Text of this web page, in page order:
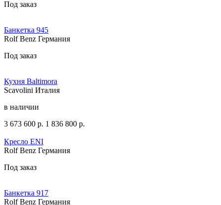
Под заказ
Банкетка 945
Rolf Benz Германия
Под заказ
Кухня Baltimora
Scavolini Италия
в наличии
3 673 600 р. 1 836 800 р.
Кресло ENI
Rolf Benz Германия
Под заказ
Банкетка 917
Rolf Benz Германия